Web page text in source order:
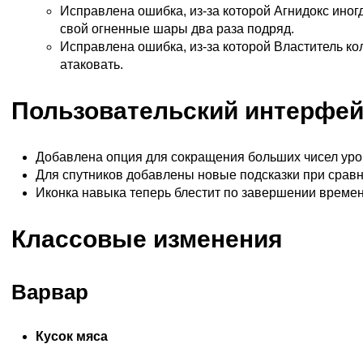
Исправлена ошибка, из-за которой Агнидокс
свой огненные шары два раза подряд.
Исправлена ошибка, из-за которой Властитель
атаковать.
Пользовательский
Добавлена опция для сокращения больших чисел
Для спутников добавлены новые подсказки при
Иконка навыка теперь блестит по завершении
Классовые изменения
Варвар
Кусок мяса